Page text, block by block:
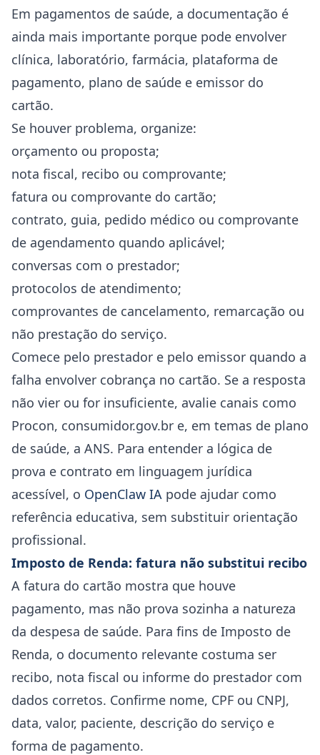
Em pagamentos de saúde, a documentação é
ainda mais importante porque pode envolver
clínica, laboratório, farmácia, plataforma de
pagamento, plano de saúde e emissor do
cartão.
Se houver problema, organize:
orçamento ou proposta;
nota fiscal, recibo ou comprovante;
fatura ou comprovante do cartão;
contrato, guia, pedido médico ou comprovante
de agendamento quando aplicável;
conversas com o prestador;
protocolos de atendimento;
comprovantes de cancelamento, remarcação ou
não prestação do serviço.
Comece pelo prestador e pelo emissor quando a
falha envolver cobrança no cartão. Se a resposta
não vier ou for insuficiente, avalie canais como
Procon, consumidor.gov.br e, em temas de plano
de saúde, a ANS. Para entender a lógica de
prova e contrato em linguagem jurídica
acessível, o OpenClaw IA pode ajudar como
referência educativa, sem substituir orientação
profissional.
Imposto de Renda: fatura não substitui recibo
A fatura do cartão mostra que houve
pagamento, mas não prova sozinha a natureza
da despesa de saúde. Para fins de Imposto de
Renda, o documento relevante costuma ser
recibo, nota fiscal ou informe do prestador com
dados corretos. Confirme nome, CPF ou CNPJ,
data, valor, paciente, descrição do serviço e
forma de pagamento.